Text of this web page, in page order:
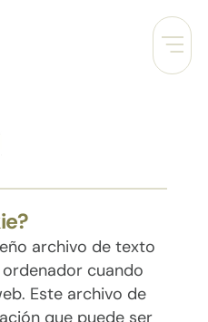
archivo de texto
cuando
Este archivo de
que puede ser